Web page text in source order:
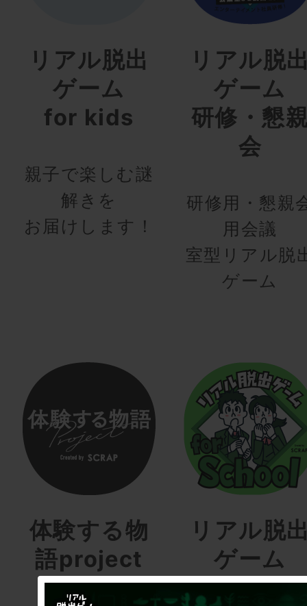
リアル脱出
ゲーム
for kids
親子で楽しむ謎
解きを
お届けします！
リアル脱
ゲーム
研修・懇
会
研修用・懇親
用会議
室型リアル脱
ゲーム
体験する物
語project
リアル脱
ゲーム
for